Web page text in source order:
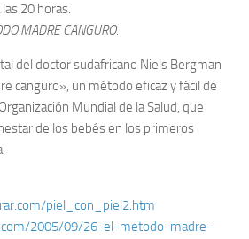
las 20 horas.
MADRE CANGURO.
del doctor sudafricano Niels Bergman
canguro», un método eficaz y fácil de
Mundial de la Salud, que
de los bebés en los primeros
piel_con_piel2.htm
2005/09/26-el-metodo-madre-